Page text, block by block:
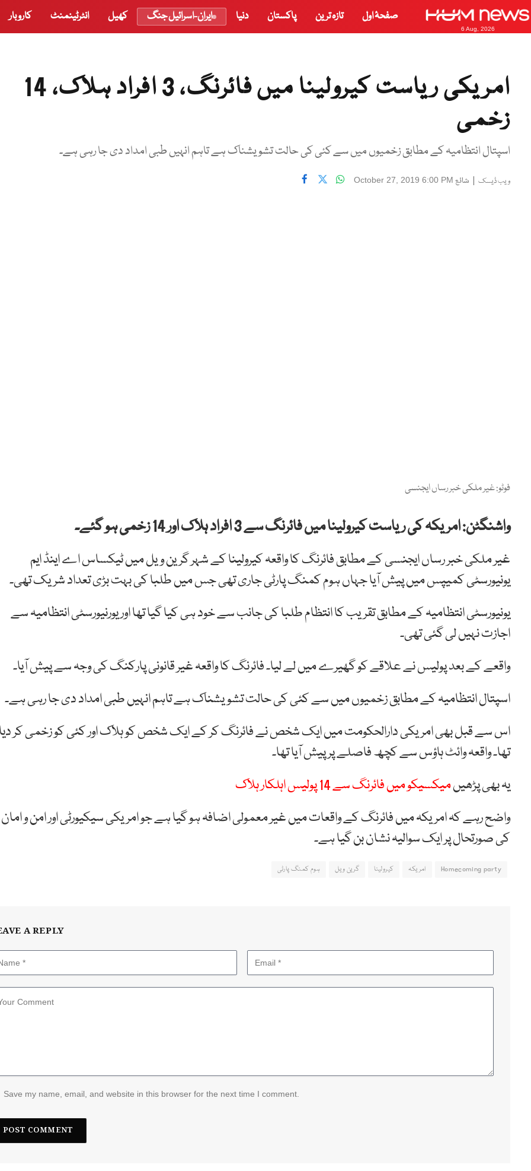
6 Aug, 2026
صفحۂ اول تازہ ترین پاکستان دنیا ایران-اسرائیل جنگ کھیل انٹرٹینمنٹ کاروبار
امریکی ریاست کیرولینا میں فائرنگ، 3 افراد ہلاک، 14
زخمی
اسپتال انتظامیہ کے مطابق زخمیوں میں سے کئی کی حالت تشویشناک ہے تاہم انہیں طبی امداد دی جا رہی ہے۔
ویب ڈیسک | شائع October 27, 2019 6:00 PM
فوٹو: غیر ملکی خبر رساں ایجنسی
واشنگٹن: امریکہ کی ریاست کیرولینا میں فائرنگ سے 3 افراد ہلاک اور 14 زخمی ہو گئے۔
غیر ملکی خبر رساں ایجنسی کے مطابق فائرنگ کا واقعہ کیرولینا کے شہر گرین ویل میں ٹیکساس اے اینڈ ایم
یونیورسٹی کمیپس میں پیش آیا جہاں ہوم کمنگ پارٹی جاری تھی جس میں طلبا کی بہت بڑی تعداد شریک تھی۔
یونیورسٹی انتظامیہ کے مطابق تقریب کا انتظام طلبا کی جانب سے خود ہی کیا گیا تھا اور یورنیورسٹی انتظامیہ سے
اجازت نہیں لی گئی تھی۔
واقعے کے بعد پولیس نے علاقے کو گھیرے میں لے لیا۔ فائرنگ کا واقعہ غیر قانونی پارکنگ کی وجہ سے پیش آیا۔
اسپتال انتظامیہ کے مطابق زخمیوں میں سے کئی کی حالت تشویشناک ہے تاہم انہیں طبی امداد دی جا رہی ہے۔
اس سے قبل بھی امریکی دارالحکومت میں ایک شخص نے فائرنگ کر کے ایک شخص کو ہلاک اور کئی کو زخمی کر
تھا۔ واقعہ وائٹ ہاؤس سے کچھ فاصلے پر پیش آیا تھا۔
یہ بھی پڑھیںمیکسیکو میں فائرنگ سے 14 پولیس اہلکار ہلاک
واضح رہے کہ امریکہ میں فائرنگ کے واقعات میں غیر معمولی اضافہ ہو گیا ہے جو امریکی سیکیورٹی اور امن و امان
کی صورتحال پر ایک سوالیہ نشان بن گیا ہے۔
Homecoming party امریکہ کیرولینا گرین ویل ہوم کمنگ پارٹی
A REPLY
Save my name, email, and website in this browser for the next time I comment.